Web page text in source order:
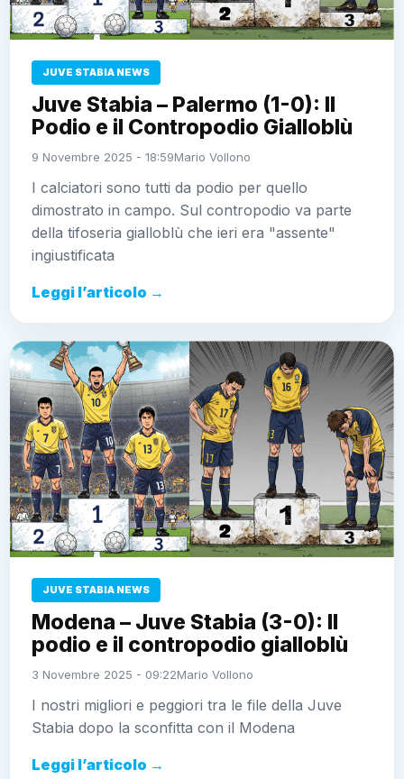
JUVE STABIA NEWS
Juve Stabia – Palermo (1-0): Il
Podio e il Contropodio Gialloblù
9 Novembre 2025 - 18:59Mario Vollono
I calciatori sono tutti da podio per quello
dimostrato in campo. Sul contropodio va parte
della tifoseria gialloblù che ieri era "assente"
ingiustificata
Leggi l’articolo →
JUVE STABIA NEWS
Modena – Juve Stabia (3-0): Il
podio e il contropodio gialloblù
3 Novembre 2025 - 09:22Mario Vollono
I nostri migliori e peggiori tra le file della Juve
Stabia dopo la sconfitta con il Modena
Leggi l’articolo →